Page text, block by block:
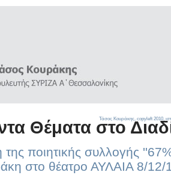
Θέματα στο
ποιητικής συλλογής
στο θέατρο ΑΥΛΑΙΑ 8/12/
Τάσος Κουράκης, copyleft 2010,